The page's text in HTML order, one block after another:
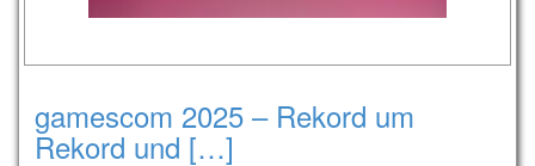
gamescom 2025 – Rekord um
Rekord und […]